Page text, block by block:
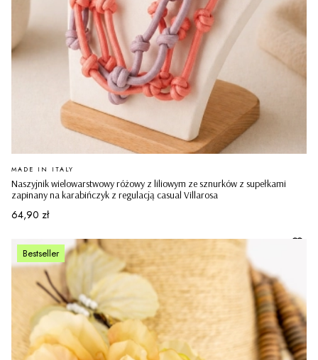
Naszyjnik wielowarstwowy różowy z liliowym ze sznurków z supełkami
zapinany na karabińczyk z regulacją casual Villarosa
PRODUCENT
MADE IN ITALY
Cena
64,90 zł
Bestseller